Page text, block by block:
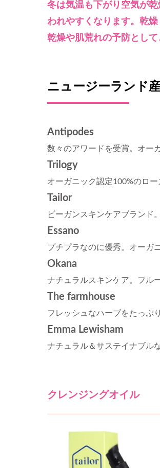
冬は気温も下がり空気が
われやすくなります。乾
乾燥や肌荒れの予防とし
ニュージーランド
Antipodes
数々のアワードを受賞。オー
Trilogy
オーガニック認定100%のロ
Tailor
ビーガンスキンケアブランド。
Essano
プチプラなのに優秀。オーガ
Okana
ナチュラルスキンケア。フル
The farmhouse
フレッシュなハーブをたっぷ
Emma Lewisham
ナチュラル＆サステイナブル
クレンジングオイル